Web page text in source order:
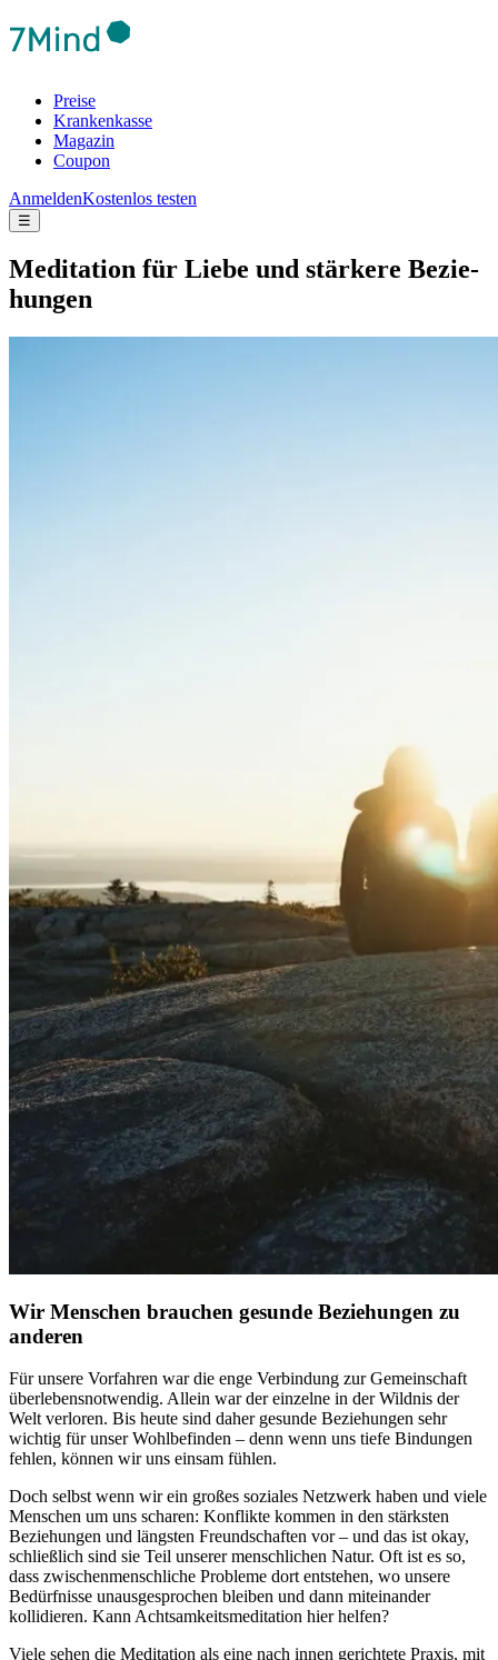
Preise
Krankenkasse
Magazin
Coupon
AnmeldenKostenlos testen
☰
Medi­ta­tion für Liebe und stär­kere Bezie­
hun­gen
Wir Menschen brauchen gesunde Beziehungen zu
anderen
Für unsere Vor­fah­ren war die enge Ver­bin­dung zur Gemein­schaft
über­le­bens­not­wen­dig. Allein war der einzelne in der Wildnis der
Welt verloren. Bis heute sind daher gesunde Bezie­hun­gen sehr
wichtig für unser Wohlbefinden – denn wenn uns tiefe Bindungen
fehlen, können wir uns einsam fühlen.
Doch selbst wenn wir ein großes soziales Netzwerk haben und viele
Menschen um uns scharen: Konflikte kommen in den stärksten
Beziehungen und längsten Freundschaften vor – und das ist okay,
schließlich sind sie Teil unserer menschlichen Natur. Oft ist es so,
dass zwischenmenschliche Probleme dort entstehen, wo unsere
Bedürfnisse unausgesprochen bleiben und dann miteinander
kollidieren. Kann Achtsamkeitsmeditation hier helfen?
Viele sehen die Meditation als eine nach innen gerichtete Praxis, mit